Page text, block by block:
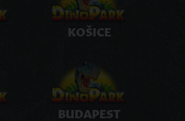
KOŠICE
BUDAPEST